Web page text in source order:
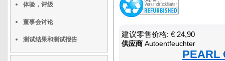
体验，评级
董事会讨论
测试结果和测试报告
建议零售价格: € 24,90
供应商 Autoentfeuchter
PEARL